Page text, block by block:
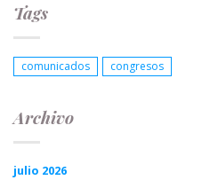
Tags
comunicados congresos
Archivo
julio 2026